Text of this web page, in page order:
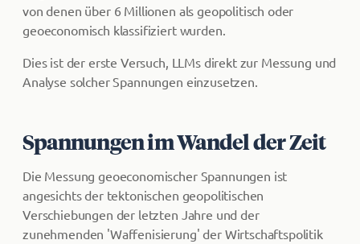
von denen über 6 Millionen als geopolitisch oder
geoeconomisch klassifiziert wurden.
Dies ist der erste Versuch, LLMs direkt zur Messung und
Analyse solcher Spannungen einzusetzen.
Spannungen im Wandel der Zeit
Die Messung geoeconomischer Spannungen ist
angesichts der tektonischen geopolitischen
Verschiebungen der letzten Jahre und der
zunehmenden 'Waffenisierung' der Wirtschaftspolitik